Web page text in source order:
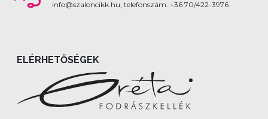
info@szaloncikk.hu, telefonszám: +36 70/422-3976
ELÉRHETŐSÉGEK